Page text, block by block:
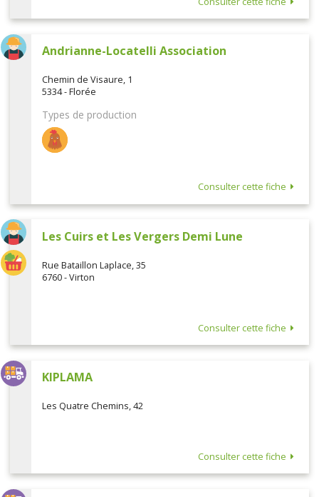
Andrianne-Locatelli Association
Chemin de Visaure, 1
5334 - Florée
Types de production
Consulter cette fiche
Les Cuirs et Les Vergers Demi Lune
Rue Bataillon Laplace, 35
6760 - Virton
Consulter cette fiche
KIPLAMA
Les Quatre Chemins, 42
Consulter cette fiche